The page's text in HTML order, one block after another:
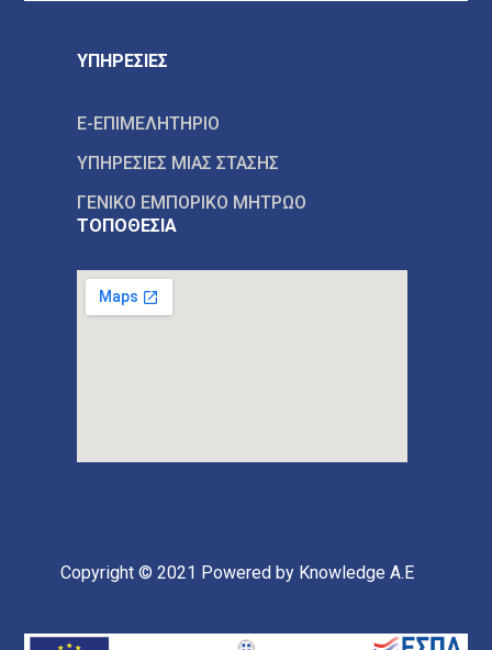
ΥΠΗΡΕΣΙΕΣ
E-ΕΠΙΜΕΛΗΤΗΡΙΟ
ΥΠΗΡΕΣΙΕΣ ΜΙΑΣ ΣΤΑΣΗΣ
ΓΕΝΙΚΟ ΕΜΠΟΡΙΚΟ ΜΗΤΡΩΟ
ΤΟΠΟΘΕΣΙΑ
Copyright © 2021 Powered by Knowledge A.E